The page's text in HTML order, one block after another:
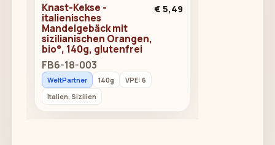
Knast-Kekse -
italienisches
Mandelgebäck mit
sizilianischen Orangen,
bio°, 140g, glutenfrei
FB6-18-003
€ 5,49
WeltPartner 140g
VPE: 6
Italien, Sizilien